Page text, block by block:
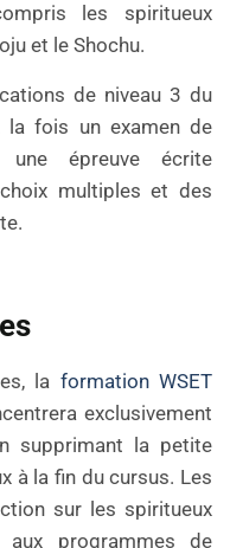
les spiritueux
et le Shochu.
de niveau 3 du
la fois un examen de
une épreuve écrite
multiples et des
la formation WSET
exclusivement
supprimant la petite
à la fin du cursus. Les
sur les spiritueux
aux programmes de